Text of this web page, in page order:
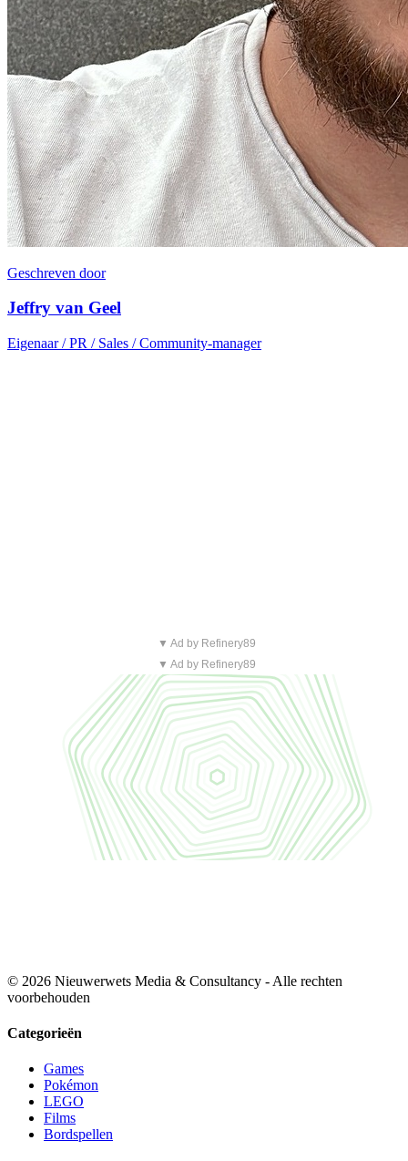
Geschreven door
Jeffry van Geel
Eigenaar / PR / Sales / Community-manager
▼ Ad by Refinery89
▼ Ad by Refinery89
© 2026 Nieuwerwets Media & Consultancy - Alle rechten
voorbehouden
Categorieën
Games
Pokémon
LEGO
Films
Bordspellen